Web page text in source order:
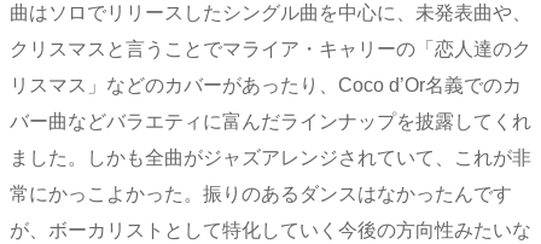
曲はソロでリリースしたシングル曲を中心に、未発表曲や、
クリスマスと言うことでマライア・キャリーの「恋人達のク
リスマス」などのカバーがあったり、Coco d’Or名義でのカ
バー曲などバラエティに富んだラインナップを披露してくれ
ました。しかも全曲がジャズアレンジされていて、これが非
常にかっこよかった。振りのあるダンスはなかったんです
が、ボーカリストとして特化していく今後の方向性みたいな